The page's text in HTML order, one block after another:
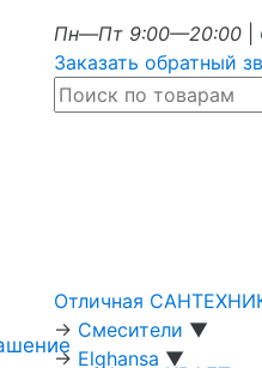
Пн—Пт 9:00—20:00
Заказать обратный
Отличная
→ Смесители ▼
→ Elghansa ▼